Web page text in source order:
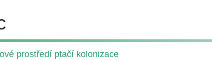
prostředí ptačí kolonizace